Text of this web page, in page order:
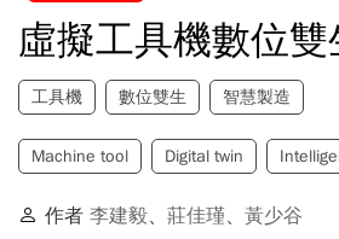
虛擬工具機數位雙
工具機 數位雙生 智慧製造
Machine tool Digital twin
作者 李建毅、 莊佳瑾、 黃少谷